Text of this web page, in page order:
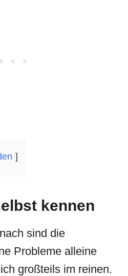
kennen
sind die
Probleme alleine
großteils im reinen.